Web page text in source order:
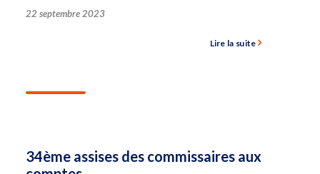
22 septembre 2023
Lire la suite
34ème assises des commissaires aux